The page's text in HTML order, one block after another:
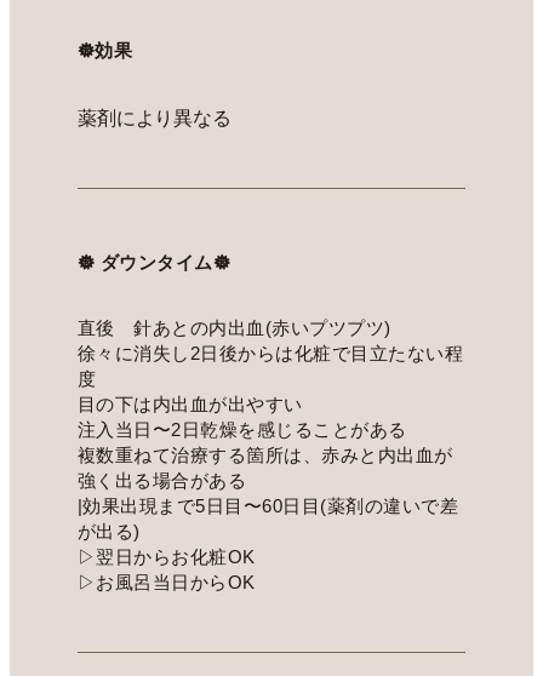
𖣔効果
薬剤により異なる
𖣔 ダウンタイム𖣔
直後 針あとの内出血(赤いプツプツ)
徐々に消失し2日後からは化粧で目立たない程
度
目の下は内出血が出やすい
注入当日〜2日乾燥を感じることがある
複数重ねて治療する箇所は、赤みと内出血が
強く出る場合がある
|効果出現まで5日目〜60日目(薬剤の違いで差
が出る)
▷翌日からお化粧OK
▷お風呂当日からOK